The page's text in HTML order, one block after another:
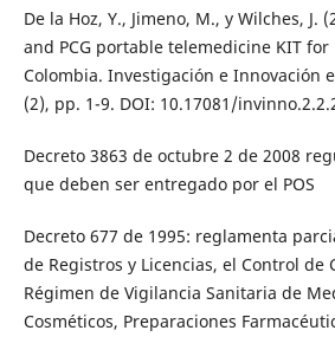
De la Hoz, Y., Jimeno, M., y Wilches, J.
and PCG portable telemedicine KIT
Colombia. Investigación e Innovación
(2), pp. 1-9. DOI: 10.17081/
Decreto 3863 de octubre 2 de 2008
que deben ser entregado por el POS
Decreto 677 de 1995: reglamenta
de Registros y Licencias, el Control de
Régimen de Vigilancia Sanitaria de
Cosméticos, Preparaciones